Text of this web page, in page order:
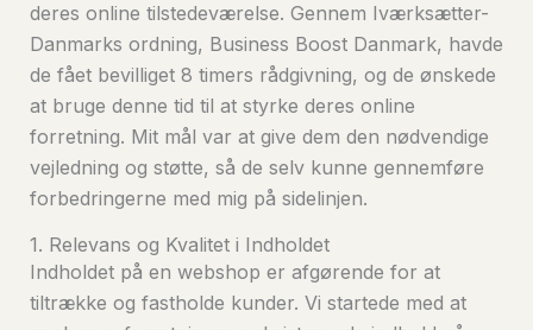
deres online tilstedeværelse. Gennem Iværksætter-
Danmarks ordning, Business Boost Danmark, havde
de fået bevilliget 8 timers rådgivning, og de ønskede
at bruge denne tid til at styrke deres online
forretning. Mit mål var at give dem den nødvendige
vejledning og støtte, så de selv kunne gennemføre
forbedringerne med mig på sidelinjen.
1. Relevans og Kvalitet i Indholdet
Indholdet på en webshop er afgørende for at
tiltrække og fastholde kunder. Vi startede med at